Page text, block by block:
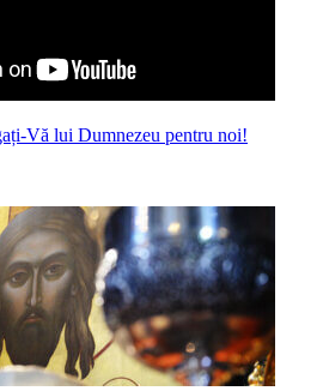
Vă lui Dumnezeu pentru noi!